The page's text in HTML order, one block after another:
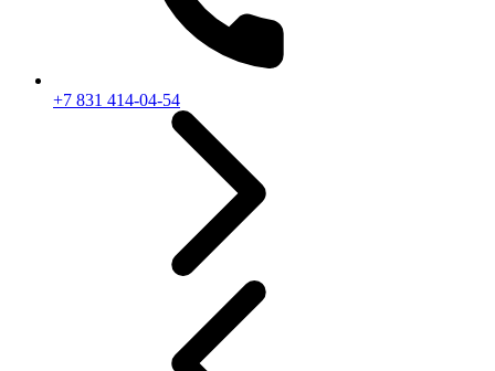
+7 831 414-04-54